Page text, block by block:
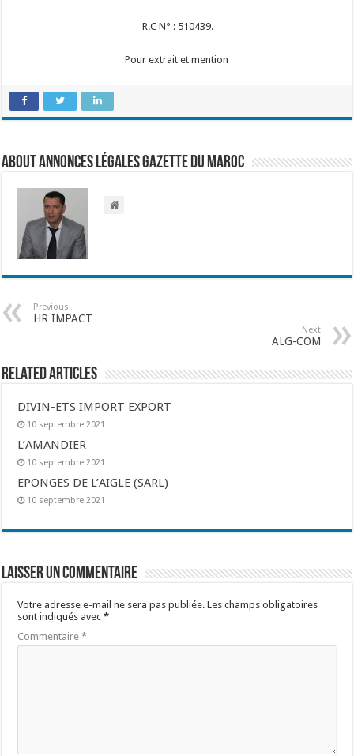
R.C N° : 510439.
Pour extrait et mention
About Annonces légales Gazette du Maroc
Previous
HR IMPACT
Next
ALG-COM
Related Articles
DIVIN-ETS IMPORT EXPORT
10 septembre 2021
L’AMANDIER
10 septembre 2021
EPONGES DE L’AIGLE (SARL)
10 septembre 2021
Laisser un commentaire
Votre adresse e-mail ne sera pas publiée. Les champs obligatoires
sont indiqués avec*
Commentaire*